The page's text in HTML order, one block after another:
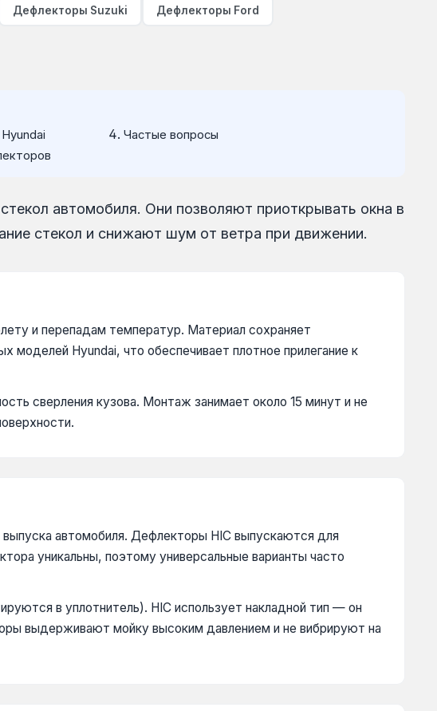
Дефлекторы Suzuki Дефлекторы Ford
Частые вопросы
автомобиля. Они позволяют приоткрывать окна в
стекол и снижают шум от ветра при движении.
и перепадам температур. Материал сохраняет
Hyundai, что обеспечивает плотное прилегание к
сверления кузова. Монтаж занимает около 15 минут и не
автомобиля. Дефлекторы HIC выпускаются для
уникальны, поэтому универсальные варианты часто
в уплотнитель). HIC использует накладной тип — он
выдерживают мойку высоким давлением и не вибрируют на